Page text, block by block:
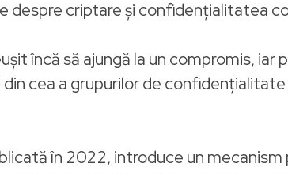
despre criptare și confidențialitatea
încă să ajungă la un compromis,
cea a grupurilor de
în 2022, introduce un